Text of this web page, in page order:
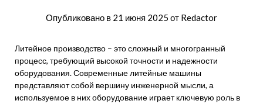
Опубликовано в 21 июня 2025 от Redactor
Литейное производство – это сложный и многогранный
процесс, требующий высокой точности и надежности
оборудования. Современные литейные машины
представляют собой вершину инженерной мысли, а
используемое в них оборудование играет ключевую роль в